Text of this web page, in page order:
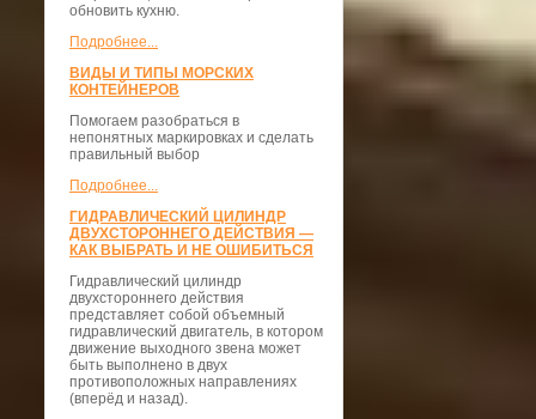
обновить кухню.
Подробнее...
ВИДЫ И ТИПЫ МОРСКИХ
КОНТЕЙНЕРОВ
Помогаем разобраться в
непонятных маркировках и сделать
правильный выбор
Подробнее...
ГИДРАВЛИЧЕСКИЙ ЦИЛИНДР
ДВУХСТОРОННЕГО ДЕЙСТВИЯ —
КАК ВЫБРАТЬ И НЕ ОШИБИТЬСЯ
Гидравлический цилиндр
двухстороннего действия
представляет собой объемный
гидравлический двигатель, в котором
движение выходного звена может
быть выполнено в двух
противоположных направлениях
(вперёд и назад).